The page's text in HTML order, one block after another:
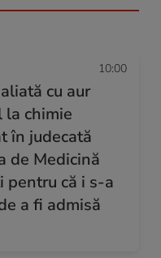
10:00
cu aur
chimie
în judecată
de Medicină
pentru că i s-a
a fi admisă